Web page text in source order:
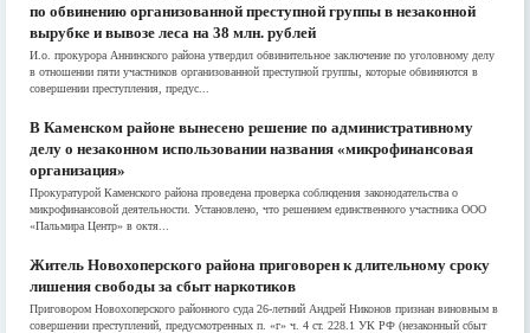
по обвинению организованной преступной группы в незаконной
вырубке и вывозе леса на 38 млн. рублей
И.о. прокурора Аннинского района утвердил обвинительное заключение по уголовному делу
в отношении пяти участников организованной преступной группы, которые обвиняются в
совершении преступления, предус...
В Каменском районе вынесено решение по административному
делу о незаконном использовании названия «микрофинансовая
организация»
Прокуратурой Каменского района проведена проверка соблюдения законодательства о
микрофинансовой деятельности. Установлено, что решением единственного участника ООО
«Пальмира Центр» в октя...
Житель Новохоперского района приговорен к длительному сроку
лишения свободы за сбыт наркотиков
Приговором Новохоперского районного суда 26-летний Андрей Никонов признан виновным в
совершении преступлений, предусмотренных п. «г» ч. 4 ст. 228.1 УК РФ (незаконный сбыт